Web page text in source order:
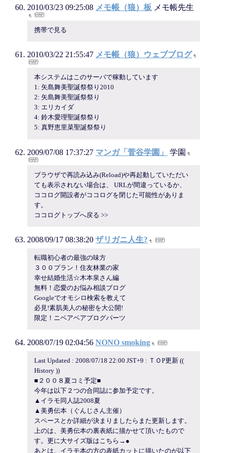
2010/03/23 09:25:08 メモ帳（狼）板 メモ帳先生
携帯で見る
2010/03/22 21:55:47 メモ帳（狼）ウェブブログ
本システムはこのサーバで稼動しています
1: 矢島舞美聖誕祭祭り2010
2: 矢島舞美聖誕祭祭り
3: エリカイダ
4: 鈴木愛理聖誕祭祭り
5: 真野恵里菜聖誕祭祭り
2009/07/08 17:37:27 マンガ「菅谷学園」 学園
ブラウザで再読み込み(Reload)や再起動していただい
ても表示されない場合は、 URLが間違っているか、
ココログ開設者がココログを閉じた可能性がありま
す。
ココログトップへ戻る >>
2008/09/17 08:38:20 ザリガニ人生?
転職初心者の最強の味方
３００プラン！住友林業の家
幸せ結婚生活☆木本泉さん編
無料！恋愛のお悩み相談ブログ
Googleでオモシロ検索を教えて
必見!素肌美人の秘密を大公開!
限定！ニベアベアブログパーツ
2008/07/19 02:04:56 NONO smoking
Last Updated : 2008/07/18 22:00 JST+9 : ＴＯP更新 ((
History ))
■２００８夏コミ予定■
今年は以下２つの合同誌に参加予定です。
▲イラモ同人誌2008夏
▲美勇伝本（ぐんじさん主催）
スペースとか詳細が決まりましたらまた更新します。
上のは、美勇伝本の裏表紙に描かせて頂いたもので
す。更に大サイズ版はこちら→●
あとは、イラモ本の方の表紙カットに描いたのが以下